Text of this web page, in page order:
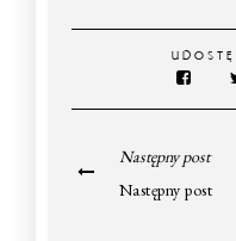
Następny post
Następny post